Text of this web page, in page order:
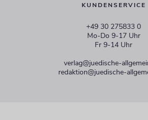
KUNDENSERVICE
+49 30 275833 0
Mo-Do 9-17 Uhr
Fr 9-14 Uhr
verlag@juedische-
redaktion@juedische-